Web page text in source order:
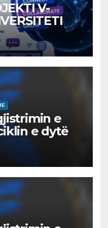
V-
NË SHKUP
PËR
DHE
e
e dytë
за
за